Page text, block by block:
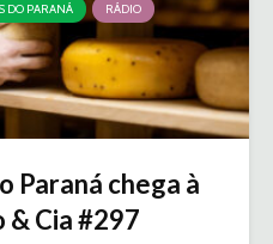
DO PARANÁ RÁDIO
Paraná chega à
& Cia #297